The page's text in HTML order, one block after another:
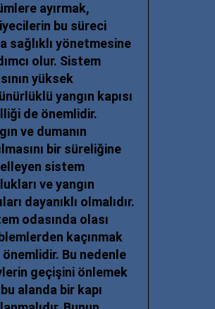
ayırmak,
bu süreci
sağlıklı yönetmesine
olur. Sistem
yüksek
yangın kapısı
de önemlidir.
ve dumanın
bir süreliğine
sistem
ve yangın
dayanıklı olmalıdır.
odasında olası
kaçınmak
Bu nedenle
geçişini önlemek
alanda bir kapı